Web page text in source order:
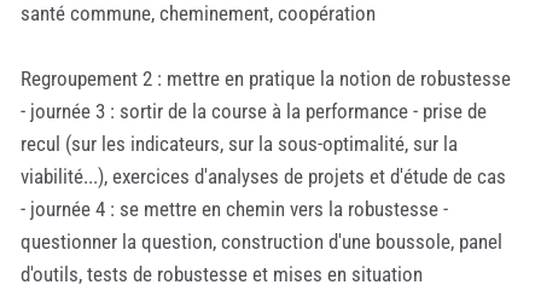
santé commune, cheminement, coopération
Regroupement 2 : mettre en pratique la notion de robustesse
- journée 3 : sortir de la course à la performance - prise de
recul (sur les indicateurs, sur la sous-optimalité, sur la
viabilité...), exercices d'analyses de projets et d'étude de cas
- journée 4 : se mettre en chemin vers la robustesse -
questionner la question, construction d'une boussole, panel
d'outils, tests de robustesse et mises en situation